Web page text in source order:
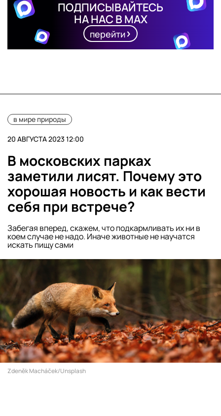
ПОДПИСЫВАЙТЕСЬ
НА НАС В MAX
перейти
в мире природы
20 АВГУСТА 2023 12:00
В московских парках
заметили лисят. Почему это
хорошая новость и как вести
себя при встрече?
Забегая вперед, скажем, что подкармливать их ни в
коем случае не надо. Иначе животные не научатся
искать пищу сами
Zdeněk Macháček/Unsplash